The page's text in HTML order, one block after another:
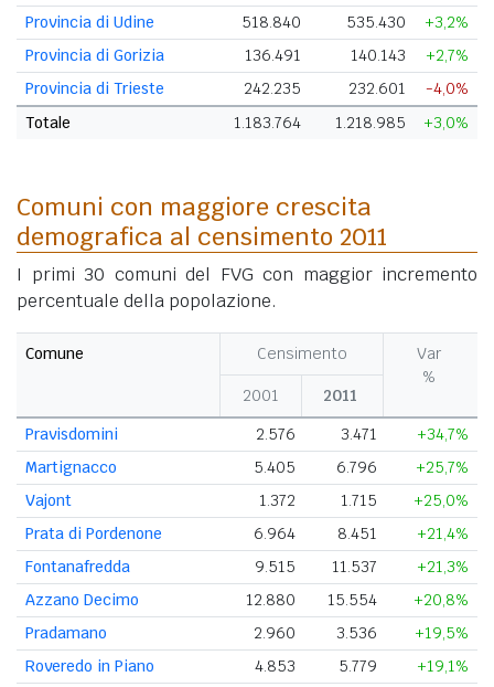
Provincia di Udine
518.840 535.430
+3,2%
Provincia di Gorizia
136.491 140.143
+2,7%
Provincia di Trieste
242.235 232.601
-4,0%
Totale
1.183.764 1.218.985 +3,0%
Comuni con maggiore crescita
demografica al censimento 2011
I primi 30 comuni del FVG con maggior incremento
percentuale della popolazione.
Comune Censimento
Var
%
2001
2011
Pravisdomini
2.576 3.471
+34,7%
Martignacco
5.405 6.796
+25,7%
Vajont
1.372 1.715
+25,0%
Prata di Pordenone
6.964 8.451
+21,4%
Fontanafredda
9.515 11.537
+21,3%
Azzano Decimo
12.880 15.554
+20,8%
Pradamano
2.960 3.536
+19,5%
Roveredo in Piano
4.853 5.779
+19,1%